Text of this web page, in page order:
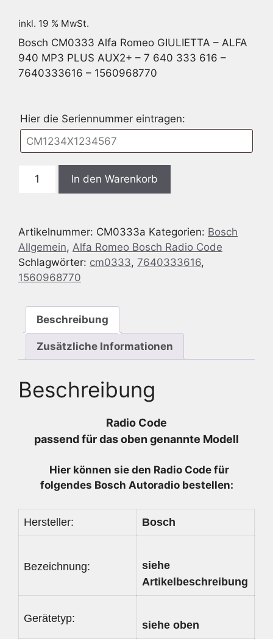
inkl. 19 % MwSt.
Bosch CM0333 Alfa Romeo GIULIETTA – ALFA
940 MP3 PLUS AUX2+ – 7 640 333 616 –
7640333616 – 1560968770
Hier die Seriennummer eintragen:
Bosch
GIULIETTA
-
ALFA
940
PLUS
AUX2+
333
616
Menge
In den Warenkorb
Artikelnummer: CM0333a Kategorien: Bosch
Allgemein, Alfa Romeo Bosch Radio Code
Schlagwörter: cm0333, 7640333616,
1560968770
Beschreibung
Zusätzliche Informationen
Beschreibung
Radio Code
passend für das oben genannte Modell
Hier können sie den Radio Code für
folgendes Bosch Autoradio bestellen:
Hersteller: Bosch
Bezeichnung:
siehe
Artikelbeschreibung
Gerätetyp:
siehe oben